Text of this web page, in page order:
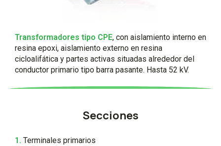
Transformadores tipo CPE, con aislamiento interno en
resina epoxi, aislamiento externo en resina
cicloalifática y partes activas situadas alrededor del
conductor primario tipo barra pasante. Hasta 52 kV.
Secciones
1. Terminales primarios